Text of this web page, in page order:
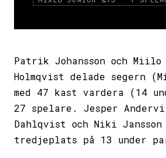
Patrik Johansson och Miilo
Holmqvist delade segern
med 47 kast vardera (14
27 spelare. Jesper
Dahlqvist och Niki Jansson
tredjeplats på 13 under